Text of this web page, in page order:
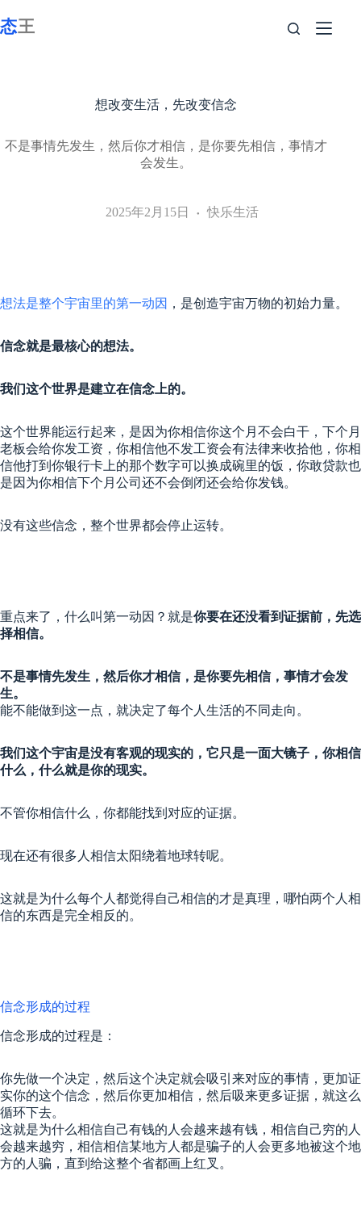
至
想改变生活，先改变信念
不是事情先发生，然后你才相信，是你要先相信，事情才
会发生。
2025年2月15日 快乐生活
想法是整个宇宙里的第一动因 ，是创造宇宙万物的初始力量。
信念就是最核心的想法。
我们这个世界是建立在信念上的。
这个世界能运行起来，是因为你相信你这个月不会白干，下个月
老板会给你发工资，你相信他不发工资会有法律来收拾他，你相
信他打到你银行卡上的那个数字可以换成碗里的饭，你敢贷款也
是因为你相信下个月公司还不会倒闭还会给你发钱。
没有这些信念，整个世界都会停止运转。
重点来了，什么叫第一动因？就是你要在还没看到证据前，先选
择相信。
不是事情先发生，然后你才相信，是你要先相信，事情才会发
生。
能不能做到这一点，就决定了每个人生活的不同走向。
我们这个宇宙是没有客观的现实的，它只是一面大镜子，你相信
什么，什么就是你的现实。
不管你相信什么，你都能找到对应的证据。
现在还有很多人相信太阳绕着地球转呢。
这就是为什么每个人都觉得自己相信的才是真理，哪怕两个人相
信的东西是完全相反的。
信念形成的过程
信念形成的过程是：
你先做一个决定，然后这个决定就会吸引来对应的事情，更加证
实你的这个信念，然后你更加相信，然后吸来更多证据，就这么
循环下去。
这就是为什么相信自己有钱的人会越来越有钱，相信自己穷的人
会越来越穷，相信相信某地方人都是骗子的人会更多地被这个地
方的人骗，直到给这整个省都画上红叉。